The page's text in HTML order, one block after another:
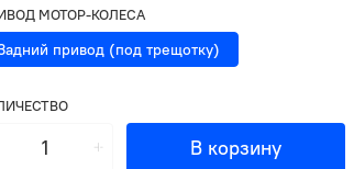
В корзину
МОТОР-КОЛЕСА
привод (под трещотку)